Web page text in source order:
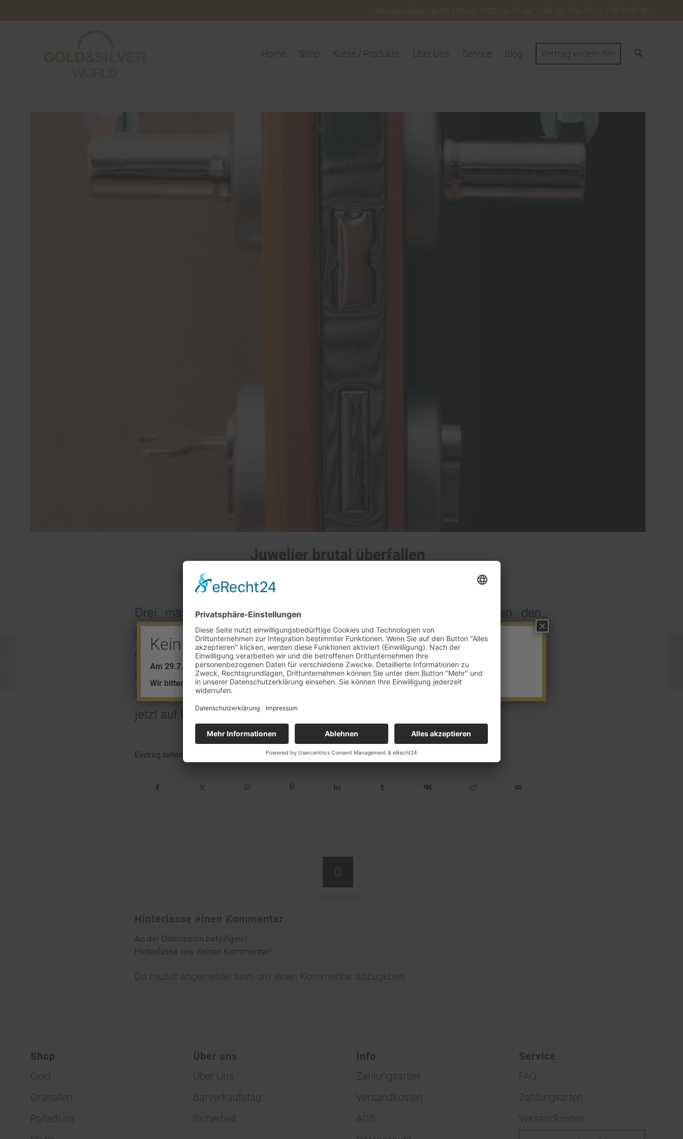
Service-Hotline Mo-Do 8:30 bis 16:30 Uhr. Fr bis 13:45 Uhr. Fon: 07 21 / 75 40 51 30
Home Shop Kurse / Produkte Über Uns Service Blog Vertrag widerrufen
Juwelier brutal überfallen
18. Mai 2025
Drei maskierte Männer stürmten ein Juweliergeschäft, bedrohten den
Inhaber mit einer Pistole, fesselten ihn und schlugen ihn mit der Waffe. Auch
eine zufällig eintreffende Kundin wurde in den hinteren Raum gedrängt und
musste sich auf den Boden legen. Die Täter raubten Bargeld, Altgold und
Schmuck und flüchteten anschließend mit ihrer Beute.
Die Ermittler setzen
jetzt auf Hinweise aus der Bevölkerung.
Eintrag teilen
0
Hinterlasse einen Kommentar
An der Diskussion beteiligen?
Hinterlasse uns deinen Kommentar!
Du musst angemeldet sein, um einen Kommentar abzugeben.
Shop
Gold
Granalien
Palladium
Über uns
Über Uns
Barverkaufstag
Sicherheit
Info
Zahlungsarten
Versandkosten
AGB
Service
FAQ
Zahlungsarten
Versandkosten
Kein Barverkaufstag am 29.7. + 5.8.
Am 29.7. + 5.8. findet unser Barverkaufstag in Rheinstetten leider nicht statt.
Wir bitten um Ihr Verständnis!
×